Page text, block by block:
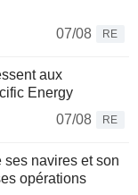
07/08
RE
aux
Energy
07/08
RE
navires et son
opérations